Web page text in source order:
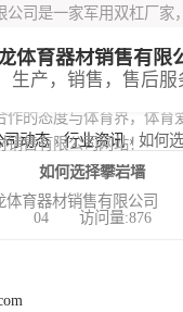
公司是一家军用双杠厂家
器材、军用单杠、军用双
格？在线咨询客服，公司
作的态度与体育界，体育
销售有限公司网站！
体育器材销售有限
司动态›行业资讯› 如何
如何选择攀岩墙
体育器材销售有限公司
04 访问量:876